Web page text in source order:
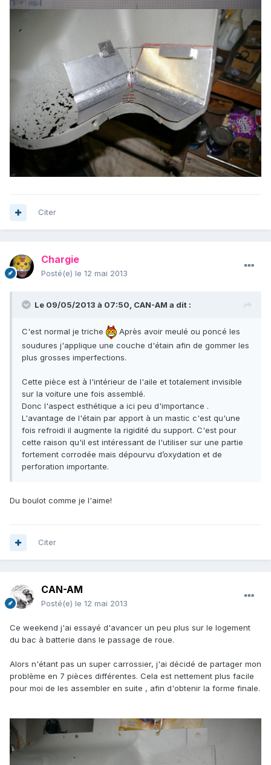
Citer
Chargie
Posté(e) le 12 mai 2013
Le 09/05/2013 à 07:50, CAN-AM a dit :
C'est normal je triche
Après avoir meulé ou poncé les
soudures j'applique une couche d'étain afin de gommer les
plus grosses imperfections.
Cette pièce est à l'intérieur de l'aile et totalement invisible
sur la voiture une fois assemblé.
Donc l'aspect esthétique a ici peu d'importance .
L'avantage de l'étain par apport à un mastic c'est qu'une
fois refroidi il augmente la rigidité du support. C'est pour
cette raison qu'il est intéressant de l'utiliser sur une partie
fortement corrodée mais dépourvu d’oxydation et de
perforation importante.
Du boulot comme je l'aime!
Citer
CAN-AM
Posté(e) le 12 mai 2013
Ce weekend j'ai essayé d'avancer un peu plus sur le logement
du bac à batterie dans le passage de roue.
Alors n'étant pas un super carrossier, j'ai décidé de partager mon
problème en 7 pièces différentes. Cela est nettement plus facile
pour moi de les assembler en suite , afin d'obtenir la forme finale.